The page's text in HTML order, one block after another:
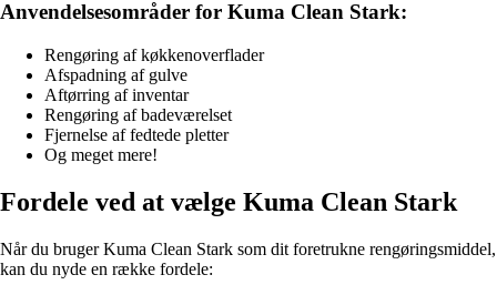
Anvendelsesområder for Kuma Clean Stark:
Rengøring af køkkenoverflader
Afspadning af gulve
Aftørring af inventar
Rengøring af badeværelset
Fjernelse af fedtede pletter
Og meget mere!
Fordele ved at vælge Kuma Clean Stark
Når du bruger Kuma Clean Stark som dit foretrukne rengøringsmiddel,
kan du nyde en række fordele: